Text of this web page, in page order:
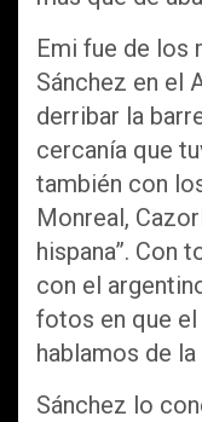
Emi fue de los
Sánchez en el
derribar la
cercanía que
también con
Monreal,
hispana”. Con
con el
fotos en que el
hablamos de la
Sánchez lo